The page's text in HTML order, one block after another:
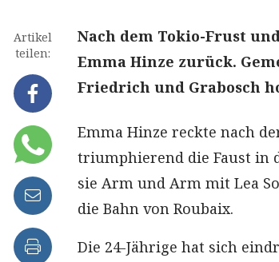
Artikel
teilen:
Nach dem Tokio-Frust
Emma Hinze zurück.
Friedrich und Grabosch
Emma Hinze reckte nach
triumphierend die Faust in
sie Arm und Arm mit Lea
die Bahn von Roubaix.
Die 24-Jährige hat sich